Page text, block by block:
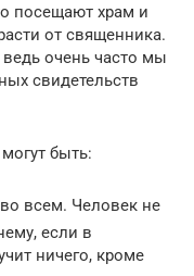
посещают храм и
от священника.
очень часто мы
свидетельств
быть:
всем. Человек не
если в
ничего, кроме